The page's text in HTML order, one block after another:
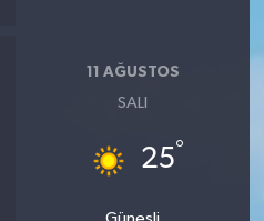
11 AĞUSTOS
SALI
25°